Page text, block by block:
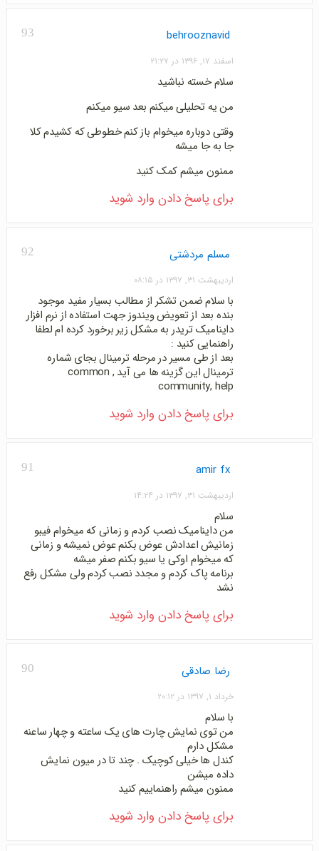
93 behrooznavid
اسفند ۱۷, ۱۳۹۶ در ۲۱:۲۷
سلام خسته نباشید
من یه تحلیلی میکنم بعد سیو میکنم
وقتی دوباره میخوام باز کنم خطوطی که کشیدم کلا
جا به جا میشه
ممنون میشم کمک کنید
برای پاسخ دادن وارد شوید
92 مسلم مردشتی
اردیبهشت ۳۱, ۱۳۹۷ در ۰۸:۱۵
با سلام ضمن تشکر از مطالب بسیار مفید موجود
بنده بعد از تعویض ویندوز جهت استفاده از نرم افزار
داینامیک تریدر به مشکل زیر برخورد کرده ام لطفا
راهنمایی کنید :
بعد از طی مسیر در مرحله ترمینال بجای شماره
ترمینال این گزینه ها می آید common ,
community, help
برای پاسخ دادن وارد شوید
91 amir fx
اردیبهشت ۳۱, ۱۳۹۷ در ۱۴:۲۴
سلام
من داینامیک نصب کردم و زمانی که میخوام فیبو
زمانیش اعدادش عوض بکنم عوض نمیشه و زمانی
که میخوام اوکی یا سیو بکنم صفر میشه
برنامه پاک کردم و مجدد نصب کردم ولی مشکل رفع
نشد
برای پاسخ دادن وارد شوید
90 رضا صادقی
خرداد ۱, ۱۳۹۷ در ۲۰:۱۲
با سلام
من توی نمایش چارت های یک ساعته و چهار ساعنه
مشکل دارم
کندل ها خیلی کوچیک . چند تا در میون نمایش
داده میشن
ممنون میشم راهنماییم کنید
برای پاسخ دادن وارد شوید